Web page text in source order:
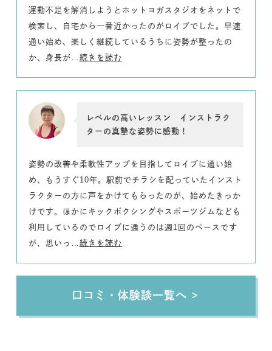
運動不足を解消しようとホットヨガスタジオをネットで
検索し、自宅から一番近かったのがロイブでした。早速
通い始め、楽しく継続しているうちに姿勢が整ったの
か、身長が…続きを読む
レベルの高いレッスン インストラク
ターの真摯な姿勢に感動！
姿勢の改善や柔軟性アップを目指してロイブに通い始
め、もうすぐ10年。駅前でチラシを配っていたインスト
ラクターの方に声をかけてもらったのが、始めたきっか
けです。ほかにキックボクシングやスポーツジムなども
利用しているのでロイブに通うのは週1回のペースです
が、思いっ…続きを読む
口コミ・体験談一覧へ